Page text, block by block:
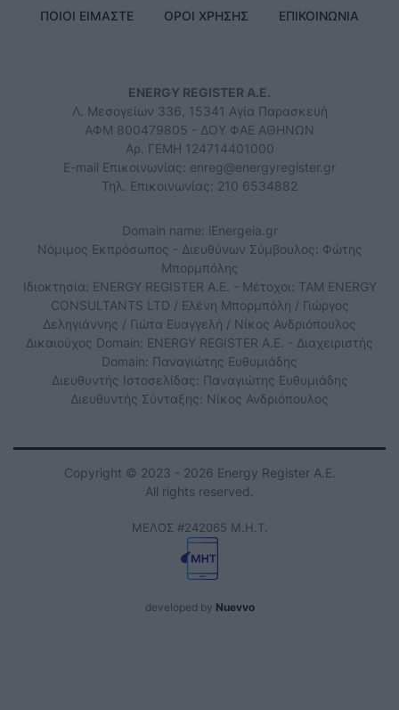
ΠΟΙΟΙ ΕΙΜΑΣΤΕ ΟΡΟΙ ΧΡΗΣΗΣ ΕΠΙΚΟΙΝΩΝΙΑ
ENERGY REGISTER Α.Ε.
Λ. Μεσογείων 336, 15341 Αγία Παρασκευή
ΑΦΜ 800479805 - ΔΟΥ ΦΑΕ ΑΘΗΝΩΝ
Αρ. ΓΕΜΗ 124714401000
E-mail Επικοινωνίας: enreg@energyregister.gr
Τηλ. Επικοινωνίας: 210 6534882
Domain name: iEnergeia.gr
Νόμιμος Εκπρόσωπος - Διευθύνων Σύμβουλος: Φώτης
Μπορμπόλης
Ιδιοκτησία: ENERGY REGISTER Α.Ε. - Μέτοχοι: TAM ENERGY
CONSULTANTS LTD / Ελένη Μπορμπόλη / Γιώργος
Δεληγιάννης / Γιώτα Ευαγγελή / Νίκος Ανδριόπουλος
Δικαιούχος Domain: ENERGY REGISTER Α.Ε. - Διαχειριστής
Domain: Παναγιώτης Ευθυμιάδης
Διευθυντής Ιστοσελίδας: Παναγιώτης Ευθυμιάδης
Διευθυντής Σύνταξης: Νίκος Ανδριόπουλος
Copyright © 2023 - 2026 Energy Register Α.Ε.
All rights reserved.
ΜΕΛΟΣ #242065 Μ.Η.Τ.
developed by Nuevvo